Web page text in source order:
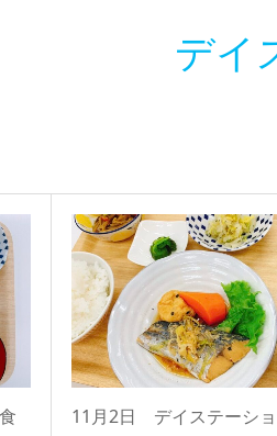
デイ
11月2日 デイステーシ